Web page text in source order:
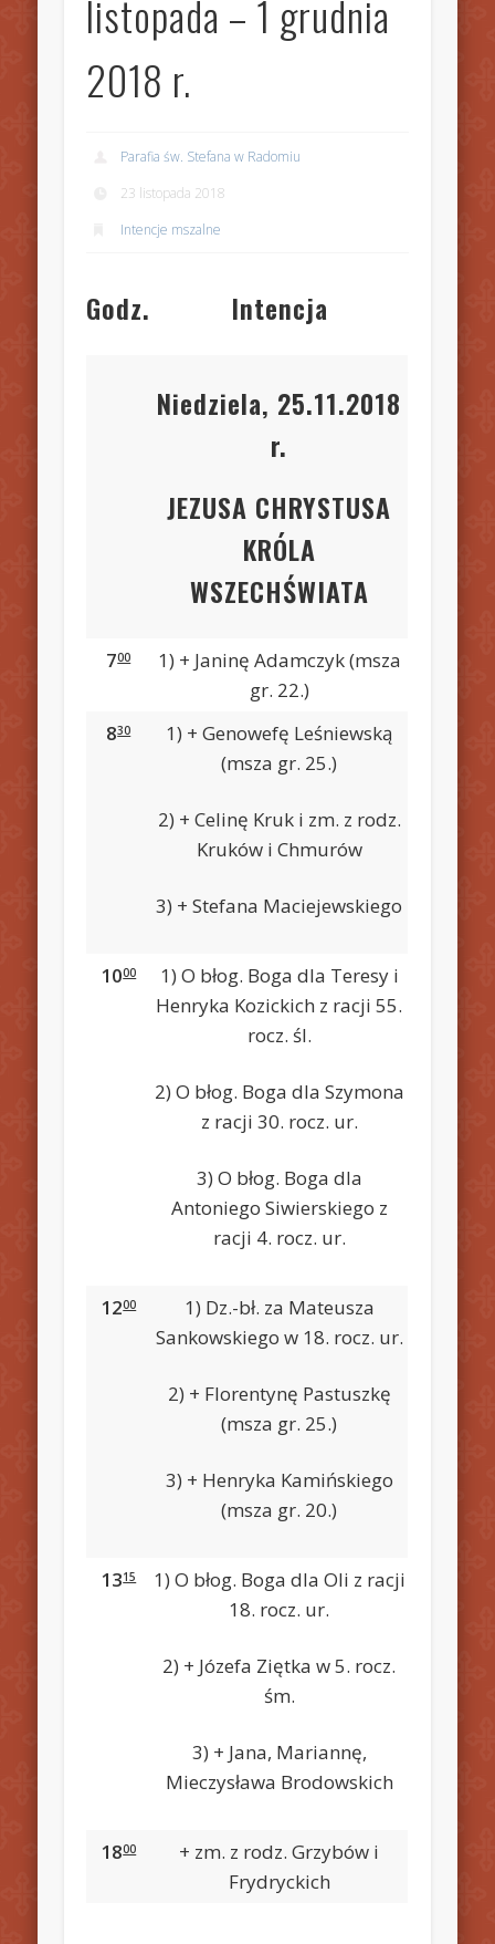
listopada – 1 grudnia
2018 r.
Parafia św. Stefana w Radomiu
23 listopada 2018
Intencje mszalne
Godz. Intencja
Niedziela, 25.11.2018
r.
JEZUSA CHRYSTUSA
KRÓLA
WSZECHŚWIATA
700
1) + Janinę Adamczyk (msza
gr. 22.)
830
1) + Genowefę Leśniewską
(msza gr. 25.)
2) + Celinę Kruk i zm. z rodz.
Kruków i Chmurów
3) + Stefana Maciejewskiego
1000
1) O błog. Boga dla Teresy i
Henryka Kozickich z racji 55.
rocz. śl.
2) O błog. Boga dla Szymona
z racji 30. rocz. ur.
3) O błog. Boga dla
Antoniego Siwierskiego z
racji 4. rocz. ur.
1200
1) Dz.-bł. za Mateusza
Sankowskiego w 18. rocz. ur.
2) + Florentynę Pastuszkę
(msza gr. 25.)
3) + Henryka Kamińskiego
(msza gr. 20.)
1315
1) O błog. Boga dla Oli z racji
18. rocz. ur.
2) + Józefa Ziętka w 5. rocz.
śm.
3) + Jana, Mariannę,
Mieczysława Brodowskich
1800
+ zm. z rodz. Grzybów i
Frydryckich